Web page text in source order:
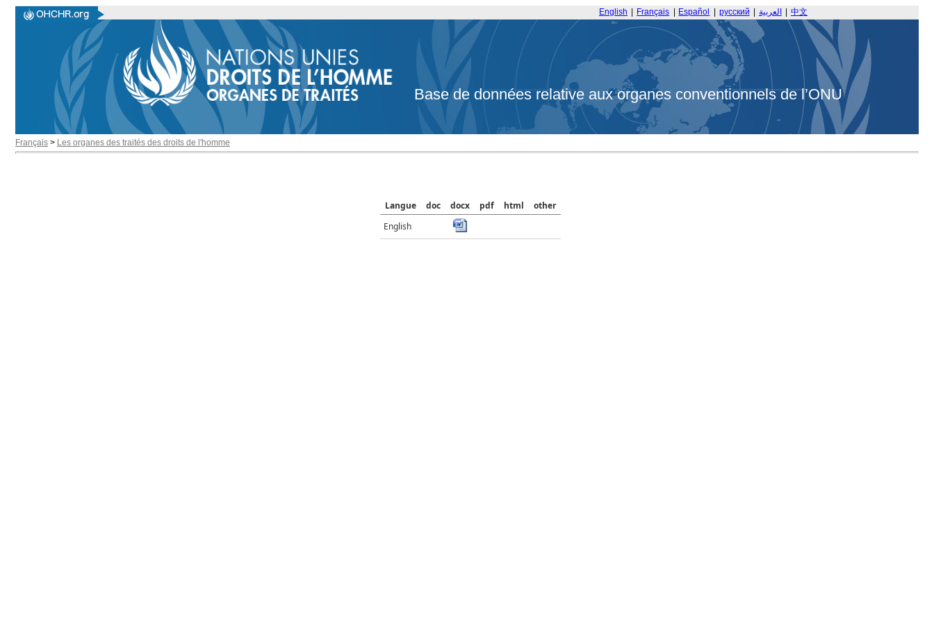
English Français Español русский العربية 中文
Base de données relative aux organes conventionnels de l’ONU
Français > Les organes des traités des droits de l'homme
Langue doc docx pdf html
other
English